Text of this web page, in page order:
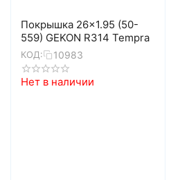
Покрышка 26x1.95 (50-
559) GEKON R314 Tempra
КОД: 10983
Нет в наличии